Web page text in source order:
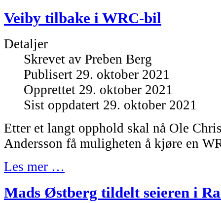
Veiby tilbake i WRC-bil
Detaljer
Skrevet av Preben Berg
Publisert 29. oktober 2021
Opprettet 29. oktober 2021
Sist oppdatert 29. oktober 2021
Etter et langt opphold skal nå Ole
Andersson få muligheten å kjøre en
Les mer …
Mads Østberg tildelt seieren i